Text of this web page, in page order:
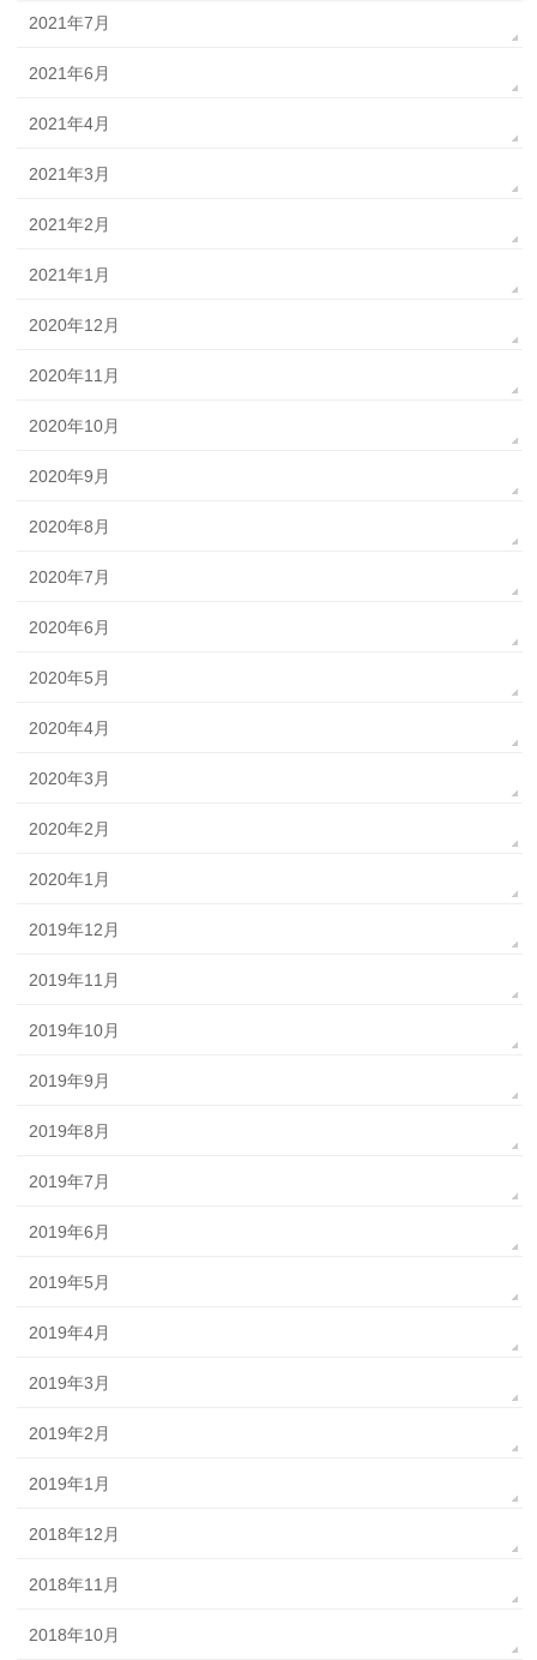
2021年7月
2021年6月
2021年4月
2021年3月
2021年2月
2021年1月
2020年12月
2020年11月
2020年10月
2020年9月
2020年8月
2020年7月
2020年6月
2020年5月
2020年4月
2020年3月
2020年2月
2020年1月
2019年12月
2019年11月
2019年10月
2019年9月
2019年8月
2019年7月
2019年6月
2019年5月
2019年4月
2019年3月
2019年2月
2019年1月
2018年12月
2018年11月
2018年10月